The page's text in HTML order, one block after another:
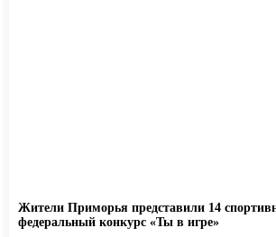
Жители Приморья представили 14
федеральный конкурс «Ты в игре»